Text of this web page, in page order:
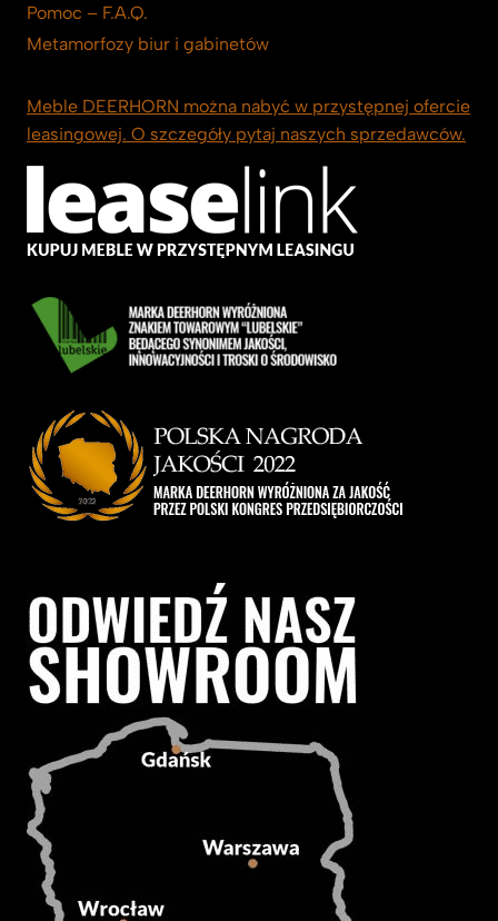
Pomoc – F.A.Q.
Metamorfozy biur i gabinetów
Meble DEERHORN można nabyć w przystępnej ofercie
leasingowej. O szczegóły pytaj naszych sprzedawców.